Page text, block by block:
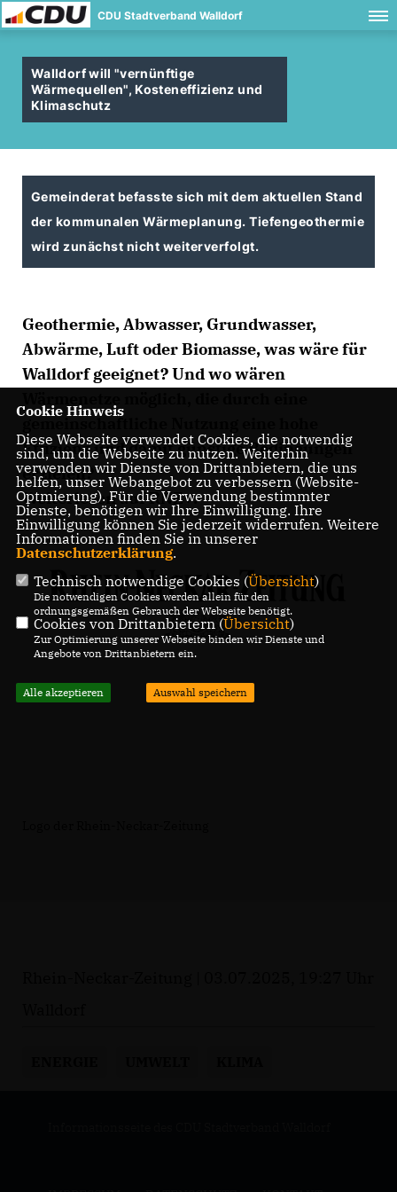
CDU Stadtverband Walldorf
Walldorf will "vernünftige
Wärmequellen", Kosteneffizienz und
Klimaschutz
Gemeinderat befasste sich mit dem aktuellen Stand
der kommunalen Wärmeplanung. Tiefengeothermie
wird zunächst nicht weiterverfolgt.
Geothermie, Abwasser, Grundwasser,
Abwärme, Luft oder Biomasse, was wäre für
Walldorf geeignet? Und wo wären
Effizienz und damit günstige Bedingungen
erzielen?
Weiterlesen auf RNZ+:
Cookie Hinweis
Diese Webseite verwendet Cookies, die notwendig
sind, um die Webseite zu nutzen. Weiterhin
verwenden wir Dienste von Drittanbietern, die uns
helfen, unser Webangebot zu verbessern (Website-
Optmierung). Für die Verwendung bestimmter
Dienste, benötigen wir Ihre Einwilligung. Ihre
Einwilligung können Sie jederzeit widerrufen. Weitere
Informationen finden Sie in unserer
Datenschutzerklärung.
Technisch notwendige Cookies (Übersicht)
Die notwendigen Cookies werden allein für den
ordnungsgemäßen Gebrauch der Webseite benötigt.
Cookies von Drittanbietern (Übersicht)
Zur Optimierung unserer Webseite binden wir Dienste und
Angebote von Drittanbietern ein.
Alle akzeptieren Auswahl speichern